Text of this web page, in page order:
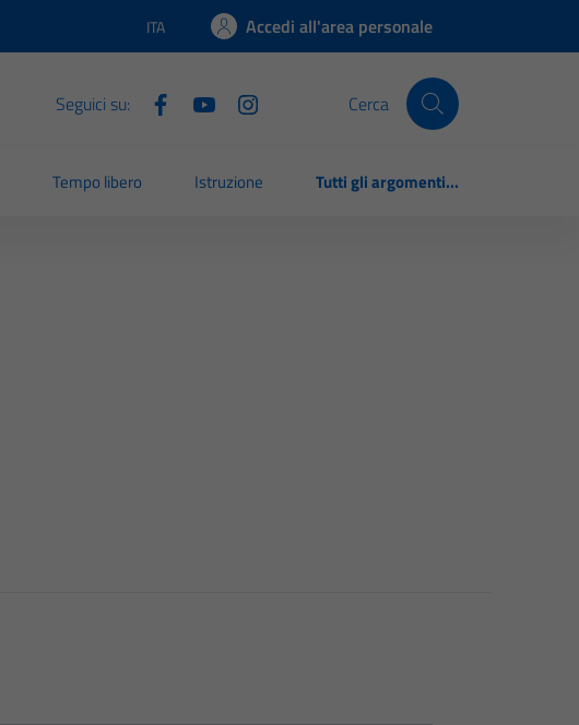
Lingua attiva:
ITA Accedi all'area personale
Seguici su: Cerca
Tempo libero Istruzione Tutti gli argomenti...